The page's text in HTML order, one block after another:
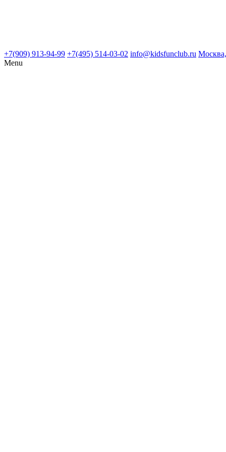
+7(909) 913-94-99 +7(495) 514-03-02 info@kidsfunclub.ru
Menu